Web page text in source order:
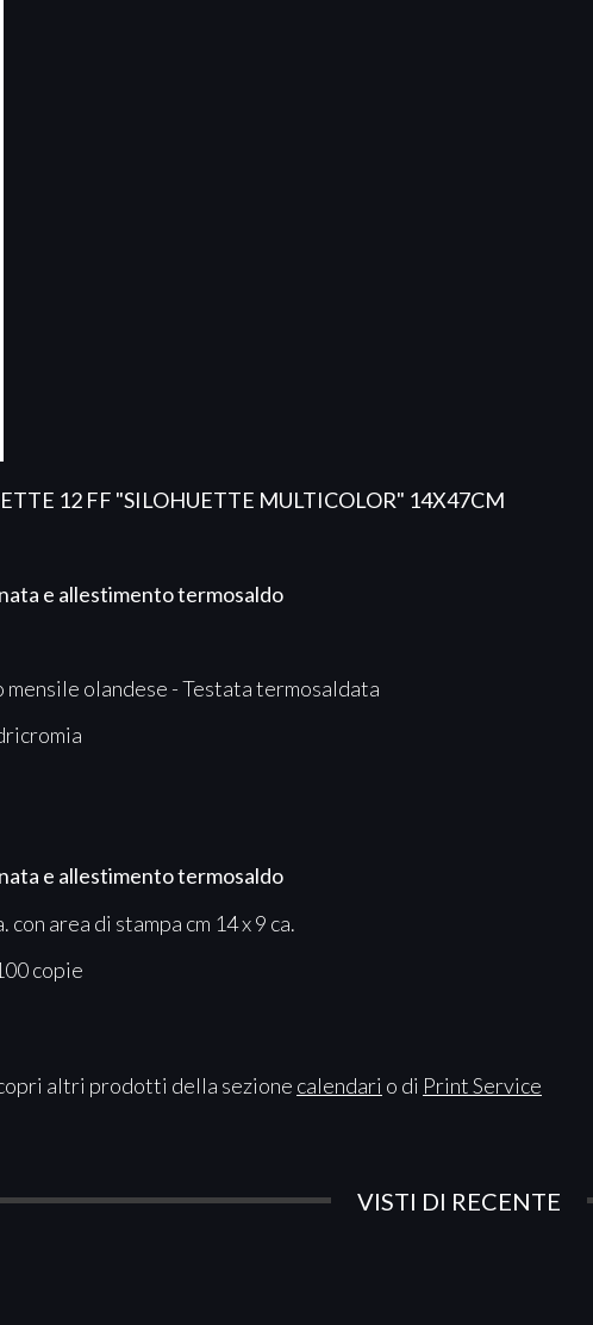
12 FF "SILOHUETTE MULTICOLOR" 14X47CM
e allestimento termosaldo
mensile olandese - Testata termosaldata
e allestimento termosaldo
con area di stampa cm 14 x 9 ca.
copie
altri prodotti della sezione calendari o di Print Service
VISTI DI RECENTE